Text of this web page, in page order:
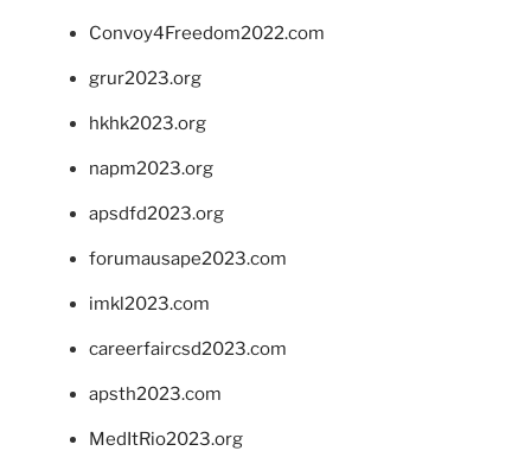
Convoy4Freedom2022.com
grur2023.org
hkhk2023.org
napm2023.org
apsdfd2023.org
forumausape2023.com
imkl2023.com
careerfaircsd2023.com
apsth2023.com
MedItRio2023.org